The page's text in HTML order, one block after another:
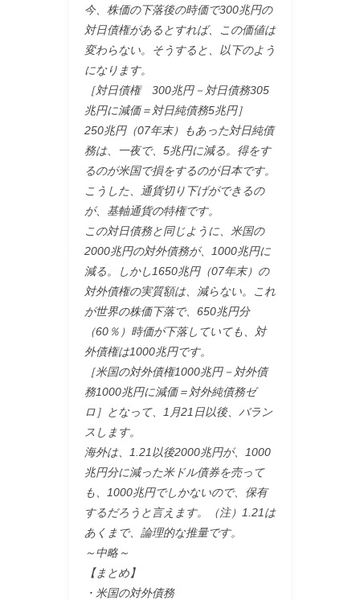
今、株価の下落後の時価で300兆円の
対日債権があるとすれば、この価値は
変わらない。そうすると、以下のよう
になります。
［対日債権 300兆円－対日債務305
兆円に減価＝対日純債務5兆円］
250兆円（07年末）もあった対日純債
務は、一夜で、5兆円に減る。得をす
るのが米国で損をするのが日本です。
こうした、通貨切り下げができるの
が、基軸通貨の特権です。
この対日債務と同じように、米国の
2000兆円の対外債務が、1000兆円に
減る。しかし1650兆円（07年末）の
対外債権の実質額は、減らない。これ
が世界の株価下落で、650兆円分
（60％）時価が下落していても、対
外債権は1000兆円です。
［米国の対外債権1000兆円－対外債
務1000兆円に減価＝対外純債務ゼ
ロ］となって、1月21日以後、バラン
スします。
海外は、1.21以後2000兆円が、1000
兆円分に減った米ドル債券を売って
も、1000兆円でしかないので、保有
するだろうと言えます。（注）1.21は
あくまで、論理的な推量です。
～中略～
【まとめ】
・米国の対外債務